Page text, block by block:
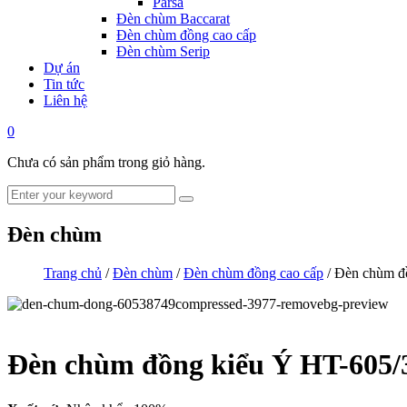
Đèn chùm Baccarat
Đèn chùm đồng cao cấp
Đèn chùm Serip
Dự án
Tin tức
Liên hệ
0
Chưa có sản phẩm trong giỏ hàng.
Đèn chùm
Trang chủ /Đèn chùm /Đèn chùm đồng cao cấp / Đèn chùm
Đèn chùm đồng kiểu Ý HT-605/